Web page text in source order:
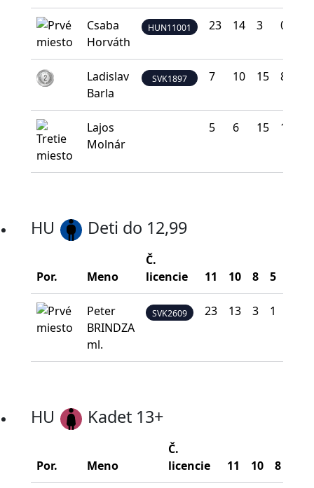
Csaba
Horváth
HUN11001 23 14 3 0
Ladislav
Barla
SVK1897 7 10 15 8
Lajos
Molnár
5 6 15 12
HU Deti do 12,99
Por. Meno
Č.
licencie
11 10 8 5
Peter
BRINDZA
ml.
SVK2609 23 13 3 1
HU Kadet 13+
Por. Meno
Č.
licencie
11 10 8